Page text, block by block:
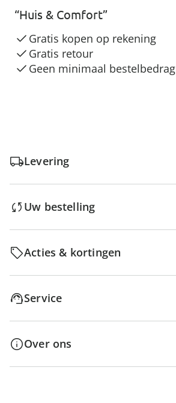
“Huis & Comfort”
Gratis kopen op rekening
Gratis retour
Geen minimaal bestelbedrag
Levering
Uw bestelling
Acties & kortingen
Service
Over ons